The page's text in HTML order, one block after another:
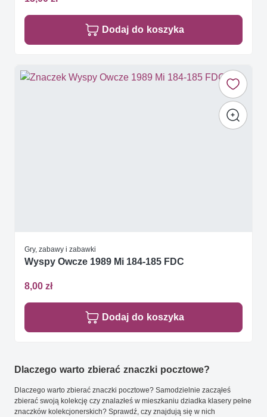
Dodaj do koszyka
Gry, zabawy i zabawki
Wyspy Owcze 1989 Mi 184-185 FDC
8,00 zł
Dodaj do koszyka
Dlaczego warto zbierać znaczki pocztowe?
Dlaczego warto zbierać znaczki pocztowe? Samodzielnie zacząłeś
zbierać swoją kolekcję czy znalazłeś w mieszkaniu dziadka klasery pełne
znaczków kolekcjonerskich? Sprawdź, czy znajdują się w nich